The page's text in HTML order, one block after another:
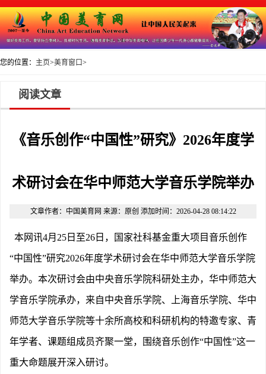
绚丽年华”是2007年时任全国人大副委员长周铁农为本网
您的位置： 主页>美育窗口>
阅读文章
《音乐创作“中国性”研究》2026年度学
术研讨会在华中师范大学音乐学院举办
文章作者：中国美育网 来源：原创 添加时间：2026-04-28 08:14:22
本网讯4月25日至26日，国家社科基金重大项目音乐创作
“中国性”研究2026年度学术研讨会在华中师范大学音乐学院
举办。本次研讨会由中央音乐学院科研处主办，华中师范大
学音乐学院承办，来自中央音乐学院、上海音乐学院、华中
师范大学音乐学院等十余所高校和科研机构的特邀专家、青
年学者、课题组成员齐聚一堂，围绕音乐创作“中国性”这一
重大命题展开深入研讨。